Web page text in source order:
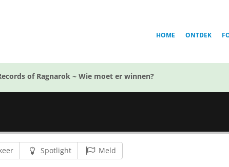
HOME ONTDEK
of Ragnarok ~ Wie moet er winnen?
Spotlight Meld